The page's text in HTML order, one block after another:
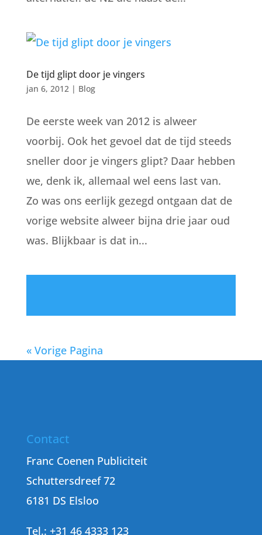
De tijd glipt door je vingers
jan 6, 2012| Blog
De eerste week van 2012 is alweer
voorbij. Ook het gevoel dat de tijd steeds
sneller door je vingers glipt? Daar hebben
we, denk ik, allemaal wel eens last van.
Zo was ons eerlijk gezegd ontgaan dat de
vorige website alweer bijna drie jaar oud
was. Blijkbaar is dat in...
« Vorige Pagina
Contact
Franc Coenen Publiciteit
Schuttersdreef 72
6181 DS Elsloo
Tel.: +31 46 4333 123